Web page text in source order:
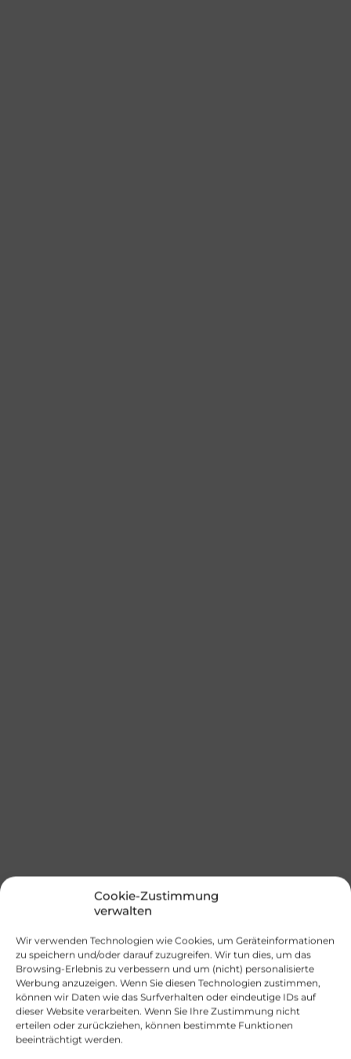
Cookie-Zustimmung
verwalten
Wir verwenden Technologien wie Cookies, um Geräteinformationen
zu speichern und/oder darauf zuzugreifen. Wir tun dies, um das
Browsing-Erlebnis zu verbessern und um (nicht) personalisierte
Werbung anzuzeigen. Wenn Sie diesen Technologien zustimmen,
können wir Daten wie das Surfverhalten oder eindeutige IDs auf
dieser Website verarbeiten. Wenn Sie Ihre Zustimmung nicht
erteilen oder zurückziehen, können bestimmte Funktionen
beeinträchtigt werden.